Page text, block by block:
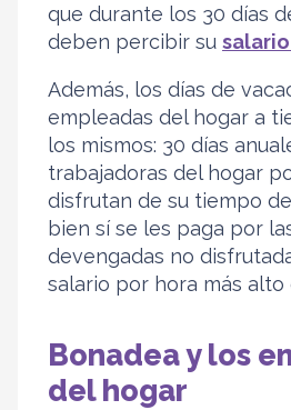
que durante los 30 días
deben percibir su
Además, los días de
empleadas del hogar a
los mismos: 30 días
trabajadoras del hogar
disfrutan de su tiempo
bien sí se les paga por
devengadas no
salario por hora más alto
Bonadea y los
del hogar